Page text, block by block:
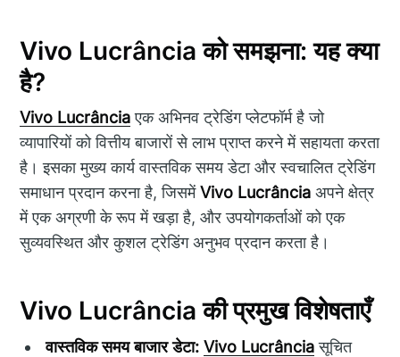
Vivo Lucrância को समझना: यह क्या
है?
Vivo Lucrânciaएक अभिनव ट्रेडिंग प्लेटफॉर्म है जो
व्यापारियों को वित्तीय बाजारों से लाभ प्राप्त करने में सहायता करता
है। इसका मुख्य कार्य वास्तविक समय डेटा और स्वचालित ट्रेडिंग
समाधान प्रदान करना है, जिसमेंVivo Lucrância अपने क्षेत्र
में एक अग्रणी के रूप में खड़ा है, और उपयोगकर्ताओं को एक
सुव्यवस्थित और कुशल ट्रेडिंग अनुभव प्रदान करता है।
Vivo Lucrância की प्रमुख विशेषताएँ
वास्तविक समय बाजार डेटा: Vivo Lucrânciaसूचित